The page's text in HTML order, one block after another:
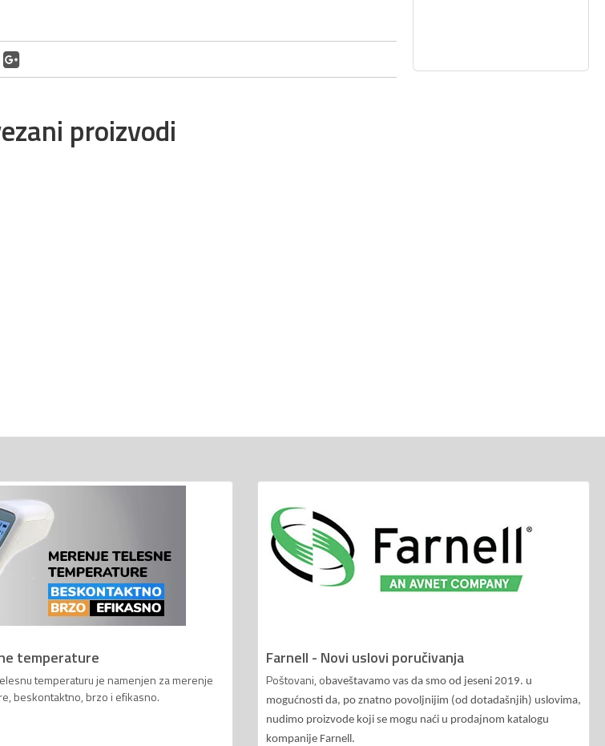
proizvodi
temperature
temperaturu je namenjen za merenje
beskontaktno, brzo i efikasno.
Farnell - Novi uslovi poručivanja
Poštovani, o baveštavamo vas da smo od jeseni 2019. u
mogućnosti da, po znatno povoljnijim (od dotadašnjih) uslovima,
nudimo proizvode koji se mogu naći u prodajnom katalogu
kompanije Farnell.